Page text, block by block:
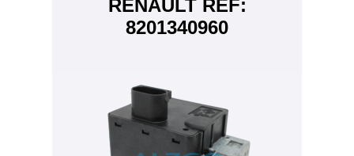
RENAULT REF:
8201340960